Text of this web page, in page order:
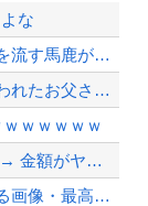
何処情報か知らんけど定期的に嘘情報を流す馬鹿がいる
【最近】冷たい空調服ってやつが出てるらしくめっちゃ欲しい
【配信者】「金バエ」のSNS更新が1週間途絶え、様々な憶測が飛び交う。1週間ぶり...
な
何処情報か知らんけど定期的に嘘情報を流す馬鹿がいる
【悲報】思春期の娘に「キモッ」と言われたお父さん、グレる
ｗｗｗｗｗ
人気女性配信者さん、全財産がバレる → 金額がヤバすぎるｗｗｗｗｗｗ
【画像】思わず保存したくなる「笑える画像・最高な画像」貼っていけｗｗｗｗｗ